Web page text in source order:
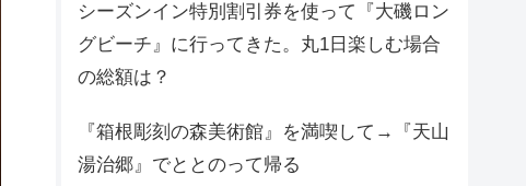
シーズンイン特別割引券を使って『大磯ロン
グビーチ』に行ってきた。丸1日楽しむ場合
の総額は？
『箱根彫刻の森美術館』を満喫して→『天山
湯治郷』でととのって帰る